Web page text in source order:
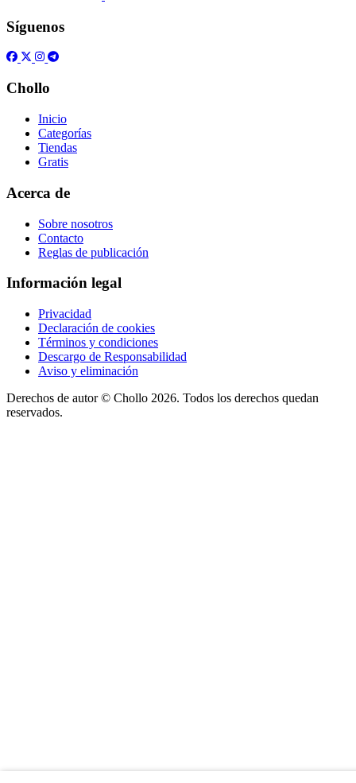
Síguenos
Chollo
Inicio
Categorías
Tiendas
Gratis
Acerca de
Sobre nosotros
Contacto
Reglas de publicación
Información legal
Privacidad
Declaración de cookies
Términos y condiciones
Descargo de Responsabilidad
Aviso y eliminación
Derechos de autor © Chollo 2026. Todos los derechos quedan
reservados.